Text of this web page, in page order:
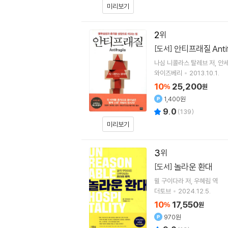
미리보기
2
미리보기
[도서] 안티프래질
나심 니콜라스 탈레브 저 안
와이즈베리
2013.10.1.
10% 25,200원
1,400원
9.0 (139)
3
[도서] 놀라운 환대
윌 구이다라저 우혜림 역
더토브
2024.12.5.
10% 17,550원
970원